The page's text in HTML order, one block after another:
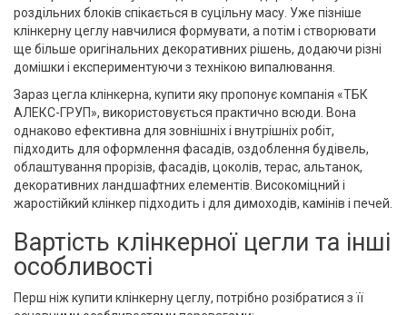
роздільних блоків спікається в суцільну масу. Уже пізніше
клінкерну цеглу навчилися формувати, а потім і створювати
ще більше оригінальних декоративних рішень, додаючи різні
домішки і експериментуючи з технікою випалювання.
Зараз цегла клінкерна, купити яку пропонує компанія «ТБК
АЛЕКС-ГРУП», використовується практично всюди. Вона
однаково ефективна для зовнішніх і внутрішніх робіт,
підходить для оформлення фасадів, оздоблення будівель,
облаштування прорізів, фасадів, цоколів, терас, альтанок,
декоративних ландшафтних елементів. Високоміцний і
жаростійкий клінкер підходить і для димоходів, камінів і печей.
Вартість клінкерної цегли та інші
особливості
Перш ніж купити клінкерну цеглу, потрібно розібратися з її